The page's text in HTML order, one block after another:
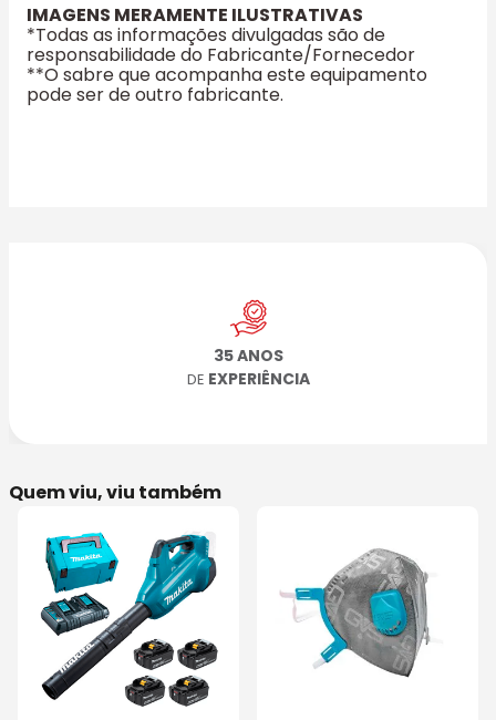
IMAGENS MERAMENTE ILUSTRATIVAS
*Todas as informações divulgadas são de
responsabilidade do Fabricante/Fornecedor
**O sabre que acompanha este equipamento
pode ser de outro fabricante.
35 ANOS
DE EXPERIÊNCIA
Quem viu, viu também